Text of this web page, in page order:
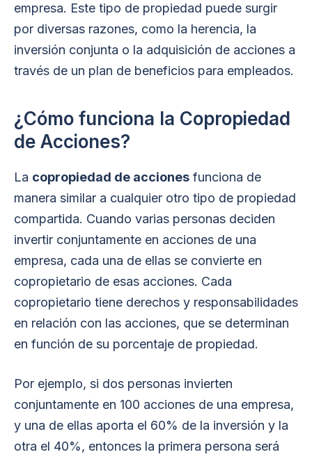
empresa. Este tipo de propiedad puede surgir
por diversas razones, como la herencia, la
inversión conjunta o la adquisición de acciones a
través de un plan de beneficios para empleados.
¿Cómo funciona la Copropiedad
de Acciones?
La copropiedad de acciones funciona de
manera similar a cualquier otro tipo de propiedad
compartida. Cuando varias personas deciden
invertir conjuntamente en acciones de una
empresa, cada una de ellas se convierte en
copropietario de esas acciones. Cada
copropietario tiene derechos y responsabilidades
en relación con las acciones, que se determinan
en función de su porcentaje de propiedad.
Por ejemplo, si dos personas invierten
conjuntamente en 100 acciones de una empresa,
y una de ellas aporta el 60% de la inversión y la
otra el 40%, entonces la primera persona será